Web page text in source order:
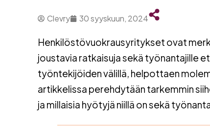
Clevry 30 syyskuun, 2024
Henkilöstövuokrausyritykset ovat
joustavia ratkaisuja sekä työnantajille
työntekijöiden välillä, helpottaen
artikkelissa perehdytään tarkemmin
ja millaisia hyötyjä niillä on sekä